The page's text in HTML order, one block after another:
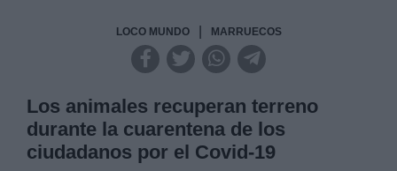
LOCO MUNDO MARRUECOS
Los animales recuperan terreno
durante la cuarentena de los
ciudadanos por el Covid-19